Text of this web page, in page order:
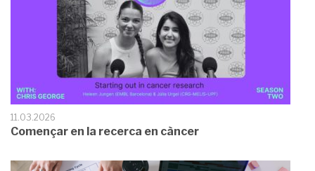
11.03.2026
Començar en la recerca en càncer